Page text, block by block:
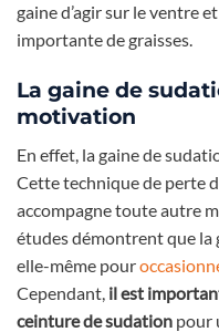
gaine d’agir sur le ventre
importante de graisses.
La gaine de
motivation
En effet, la gaine de
Cette technique de perte
accompagne toute autre
études démontrent que la
elle-même pour
Cependant, il est
ceinture de sudation pour